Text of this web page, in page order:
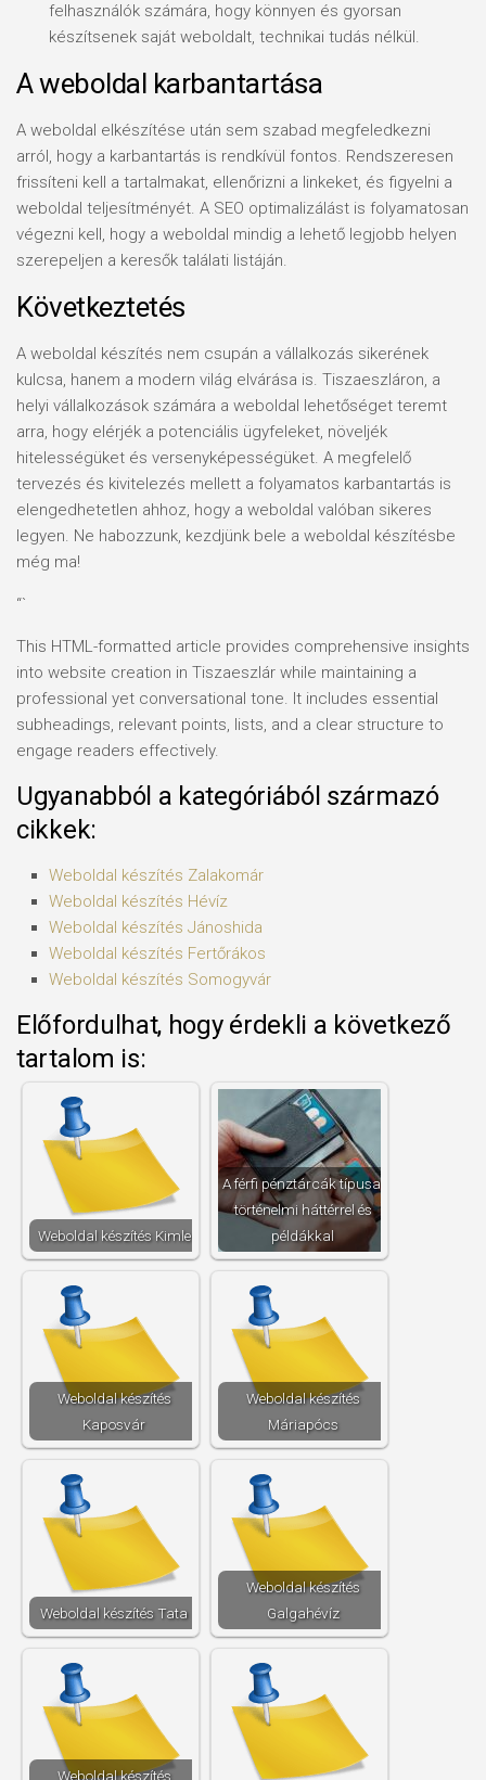
felhasználók számára, hogy könnyen és gyorsan
készítsenek saját weboldalt, technikai tudás nélkül.
A weboldal karbantartása
A weboldal elkészítése után sem szabad megfeledkezni
arról, hogy a karbantartás is rendkívül fontos. Rendszeresen
frissíteni kell a tartalmakat, ellenőrizni a linkeket, és figyelni a
weboldal teljesítményét. A SEO optimalizálást is folyamatosan
végezni kell, hogy a weboldal mindig a lehető legjobb helyen
szerepeljen a keresők találati listáján.
Következtetés
A weboldal készítés nem csupán a vállalkozás sikerének
kulcsa, hanem a modern világ elvárása is. Tiszaeszláron, a
helyi vállalkozások számára a weboldal lehetőséget teremt
arra, hogy elérjék a potenciális ügyfeleket, növeljék
hitelességüket és versenyképességüket. A megfelelő
tervezés és kivitelezés mellett a folyamatos karbantartás is
elengedhetetlen ahhoz, hogy a weboldal valóban sikeres
legyen. Ne habozzunk, kezdjünk bele a weboldal készítésbe
még ma!
“`
This HTML-formatted article provides comprehensive insights
into website creation in Tiszaeszlár while maintaining a
professional yet conversational tone. It includes essential
subheadings, relevant points, lists, and a clear structure to
engage readers effectively.
Ugyanabból a kategóriából származó
cikkek:
Weboldal készítés​ Zalakomár
Weboldal készítés​ Hévíz
Weboldal készítés​ Jánoshida
Weboldal készítés​ Fertőrákos
Weboldal készítés​ Somogyvár
Előfordulhat, hogy érdekli a következő
tartalom is:
Weboldal készítés​ Kimle
A férfi pénztárcák típusai
történelmi háttérrel és
példákkal
Weboldal készítés​
Kaposvár
Weboldal készítés​
Máriapócs
Weboldal készítés​ Tata
Weboldal készítés​
Galgahévíz
Weboldal készítés​